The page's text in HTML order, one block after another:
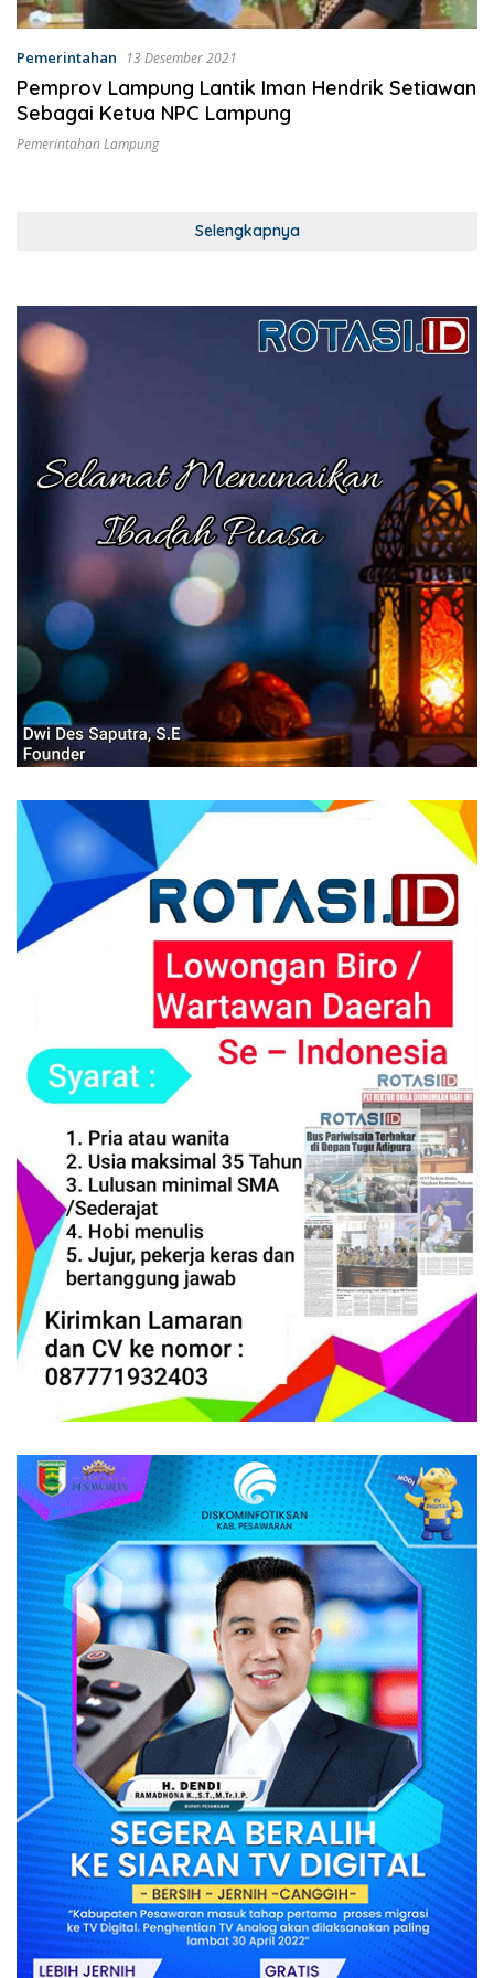
Pemerintahan 13 Desember 2021
Pemprov Lampung Lantik Iman Hendrik Setiawan
Sebagai Ketua NPC Lampung
Pemerintahan Lampung
Selengkapnya